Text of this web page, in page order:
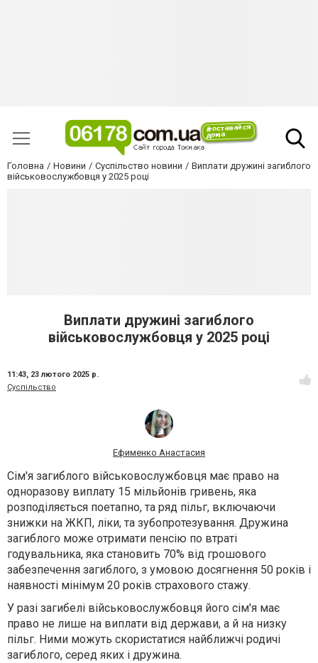
Головна Новини Суспільство новини
Виплати дружині загиблого
військовослужбовця у 2025 році
Виплати дружині загиблого
військовослужбовця у 2025 році
11:43, 23 лютого 2025 р.
Суспільство
Ефименко Анастасия
Сім'я загиблого військовослужбовця має право на
одноразову виплату 15 мільйонів гривень, яка
розподіляється поетапно, та ряд пільг, включаючи
знижки на ЖКП, ліки, та зубопротезування. Дружина
загиблого може отримати пенсію по втраті
годувальника, яка становить 70% від грошового
забезпечення загиблого, з умовою досягнення 50 років і
наявності мінімум 20 років страхового стажу.
У разі загибелі військовослужбовця його сім'я має
право не лише на виплати від держави, а й на низку
пільг. Ними можуть скористатися найближчі родичі
загиблого, серед яких і дружина.